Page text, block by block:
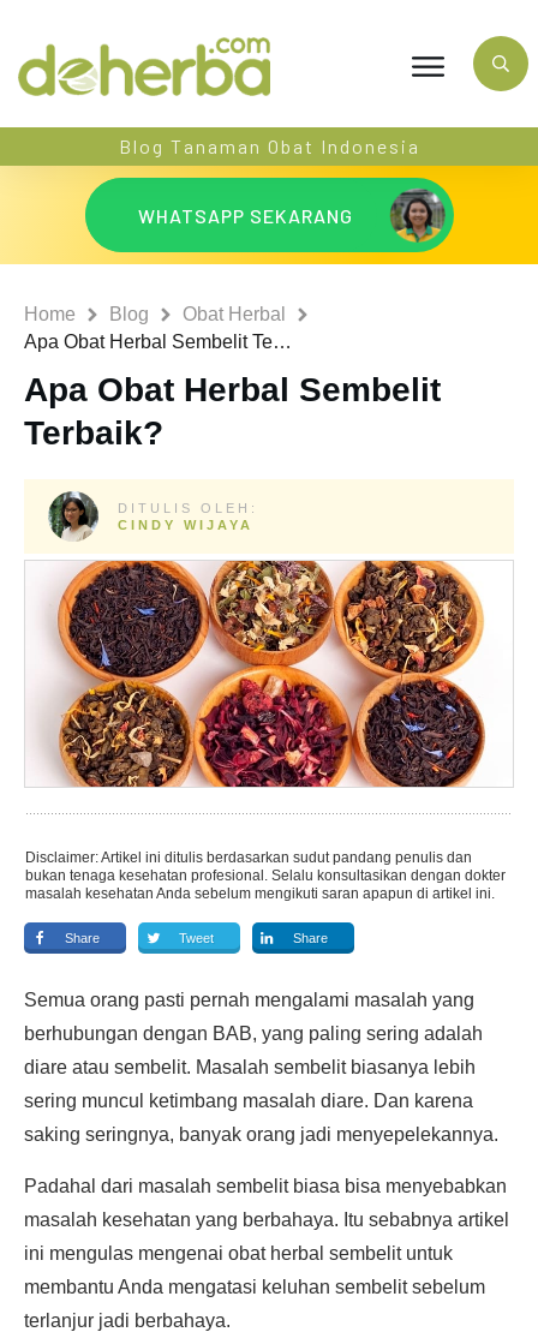
Blog Tanaman Obat Indonesia
WHATSAPP SEKARANG
Home Blog
Obat Herbal
Apa Obat Herbal Sembelit Terbaik?
Apa Obat Herbal Sembelit
Terbaik?
DITULIS OLEH:
CINDY WIJAYA
Disclaimer: Artikel ini ditulis berdasarkan sudut pandang penulis dan
bukan tenaga kesehatan profesional. Selalu konsultasikan dengan dokter
masalah kesehatan Anda sebelum mengikuti saran apapun di artikel ini.
Share Tweet Share
Semua orang pasti pernah mengalami masalah yang
berhubungan dengan BAB, yang paling sering adalah
diare atau sembelit. Masalah sembelit biasanya lebih
sering muncul ketimbang masalah diare. Dan karena
saking seringnya, banyak orang jadi menyepelekannya.
Padahal dari masalah sembelit biasa bisa menyebabkan
masalah kesehatan yang berbahaya. Itu sebabnya artikel
ini mengulas mengenai obat herbal sembelit untuk
membantu Anda mengatasi keluhan sembelit sebelum
terlanjur jadi berbahaya.